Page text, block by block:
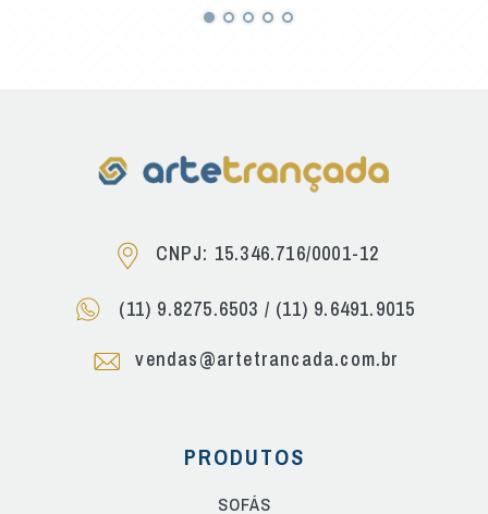
CNPJ: 15.346.716/0001-12
(11) 9.8275.6503 / (11) 9.6491.9015
vendas@artetrancada.com.br
PRODUTOS
SOFÁS